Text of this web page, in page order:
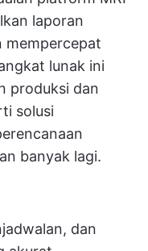
laporan
mempercepat
lunak ini
produksi dan
solusi
banyak lagi.
dan